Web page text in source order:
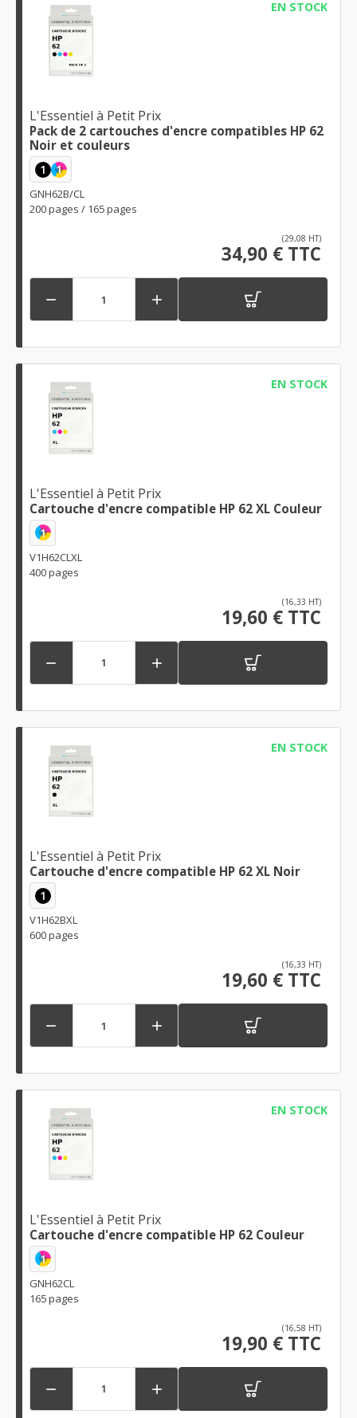
EN STOCK
L'Essentiel à Petit Prix
Pack de 2 cartouches d'encre compatibles HP 62
Noir et couleurs
1 1
GNH62B/CL
200 pages / 165 pages
(29,08 HT)
34,90 € TTC
 
EN STOCK
L'Essentiel à Petit Prix
Cartouche d'encre compatible HP 62 XL Couleur
1
V1H62CLXL
400 pages
(16,33 HT)
19,60 € TTC
 
EN STOCK
L'Essentiel à Petit Prix
Cartouche d'encre compatible HP 62 XL Noir
1
V1H62BXL
600 pages
(16,33 HT)
19,60 € TTC
 
EN STOCK
L'Essentiel à Petit Prix
Cartouche d'encre compatible HP 62 Couleur
1
GNH62CL
165 pages
(16,58 HT)
19,90 € TTC
 